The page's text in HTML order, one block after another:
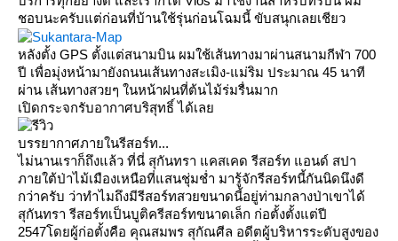
ชอบนะครับแต่ก่อนที่บ้านใช้รุ่นก่อนโฉมนี้ ขับสนุกเลยเชียว
หลังตั้ง GPS ตั้งแต่สนามบิน ผมใช้เส้นทางมาผ่านสนามกีฬา 700
ปี เพื่อมุ่งหน้ามายังถนนเส้นทางสะเมิง-แม่ริม ประมาณ 45 นาที
ผ่าน เส้นทางสวยๆ ในหน้าฝนที่ต้นไม้ร่มรื่นมาก
เปิดกระจกรับอากาศบริสุทธิ์ ได้เล
บรรยากาศภายในรีสอร์ท...
ไม่นานเราก็ถึงแล้ว ที่นี่ สุกันทรา แคสเคด รีสอร์ท แอนด์ สปา
ภายใต้ป่าไม้เมืองเหนือที่แสนชุ่มช่ำ มารู้จักรีสอร์ทนี้กันนิดนึงดี
กว่าครับ ว่าทำไมถึงมีรีสอร์ทสวยขนาดนี้อยู่ท่ามกลางป่าเขาได้
สุกันทรา รีสอร์ทเป็นบูติครีสอร์ทขนาดเล็ก ก่อตั้งตั้งแต่ปี
2547โดยผู้ก่อตั้งคือ คุณสมพร สุกัณศีล อดีตผู้บริหารระดับสูงของ